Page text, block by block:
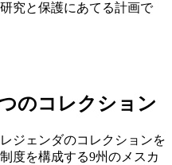
究と保護にあてる計画で
のコレクション
ジェンダのコレクションを
度を構成する9州のメスカ